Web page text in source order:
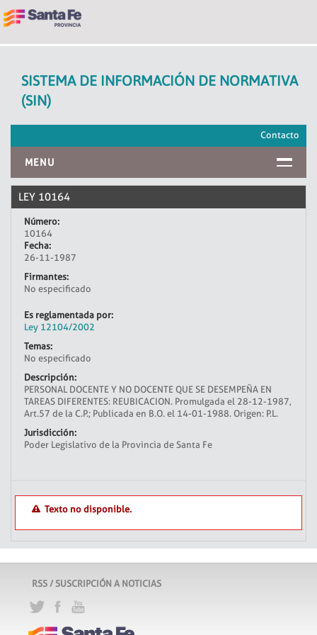
SISTEMA DE INFORMACIÓN DE NORMATIVA
(SIN)
Contacto
MENU
INICIO
LEY 10164
Número:
10164
Fecha:
26-11-1987
Firmantes:
No especificado
Es reglamentada por:
Ley 12104/2002
Temas:
No especificado
Descripción:
PERSONAL DOCENTE Y NO DOCENTE QUE SE DESEMPEÑA EN
TAREAS DIFERENTES: REUBICACION. Promulgada el 28-12-1987,
Art.57 de la C.P.; Publicada en B.O. el 14-01-1988. Origen: P.L.
Jurisdicción:
Poder Legislativo de la Provincia de Santa Fe
Texto no disponible.
RSS / SUSCRIPCIÓN A NOTICIAS